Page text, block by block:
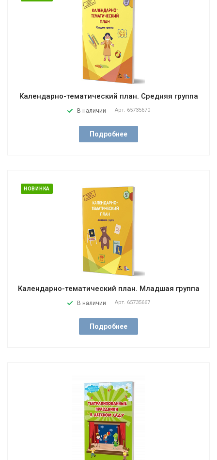
Календарно-тематический план. Средняя группа
В наличии Арт. 65735670
Подробнее
НОВИНКА
Календарно-тематический план. Младшая группа
В наличии Арт. 65735667
Подробнее